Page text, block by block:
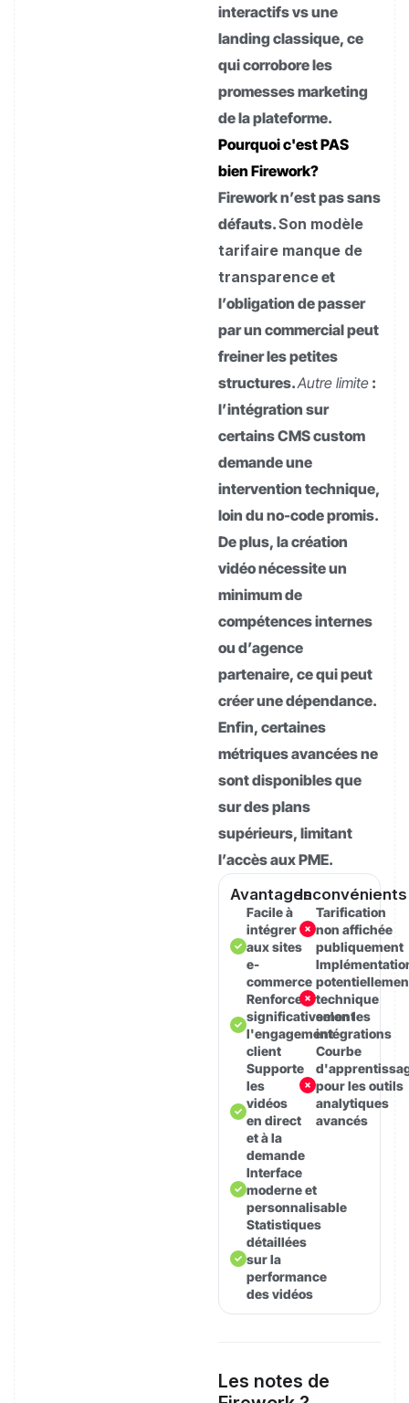
interactifs vs une
landing classique, ce
qui corrobore les
promesses marketing
de la plateforme.
Pourquoi c'est PAS
bien Firework?
Firework n’est pas sans
défauts.Son modèle
tarifaire manque de
transparenceet
l’obligation de passer
par un commercial peut
freiner les petites
structures.Autre limite :
l’intégration sur
certains CMS custom
demande une
intervention technique,
loin du no-code promis.
De plus, la création
vidéo nécessite un
minimum de
compétences internes
ou d’agence
partenaire, ce qui peut
créer une dépendance.
Enfin, certaines
métriques avancées ne
sont disponibles que
sur des plans
supérieurs, limitant
l’accès aux PME.
Avantages
Facile à
intégrer
aux sites
e-
commerce
Renforce
significativement
l'engagement
client
Supporte
les
vidéos
en direct
et à la
demande
Interface
moderne et
personnalisable
Statistiques
détaillées
sur la
performance
des vidéos
Inconvénients
Tarification
non affichée
publiquement
technique
selon les
intégrations
Courbe
pour les outils
analytiques
avancés
Les notes de